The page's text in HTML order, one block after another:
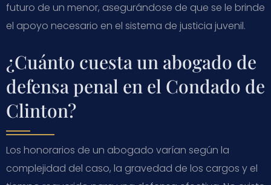
futuro de un menor, asegurándose de que se le brinde
el apoyo necesario en el sistema de justicia juvenil.
¿Cuánto cuesta un abogado de
defensa penal en el Condado de
Clinton?
Los honorarios de un abogado varían según la
complejidad del caso, la gravedad de los cargos y el